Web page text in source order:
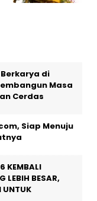
di
Masa
Cerdas
Siap Menuju
KEMBALI
LEBIH BESAR,
UNTUK